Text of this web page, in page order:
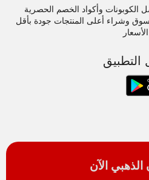
الكوبونات وأكواد الخصم الحصرية
وشراء أعلى المنتجات جودة بأقل
الأسعار
التطبيق
الآن